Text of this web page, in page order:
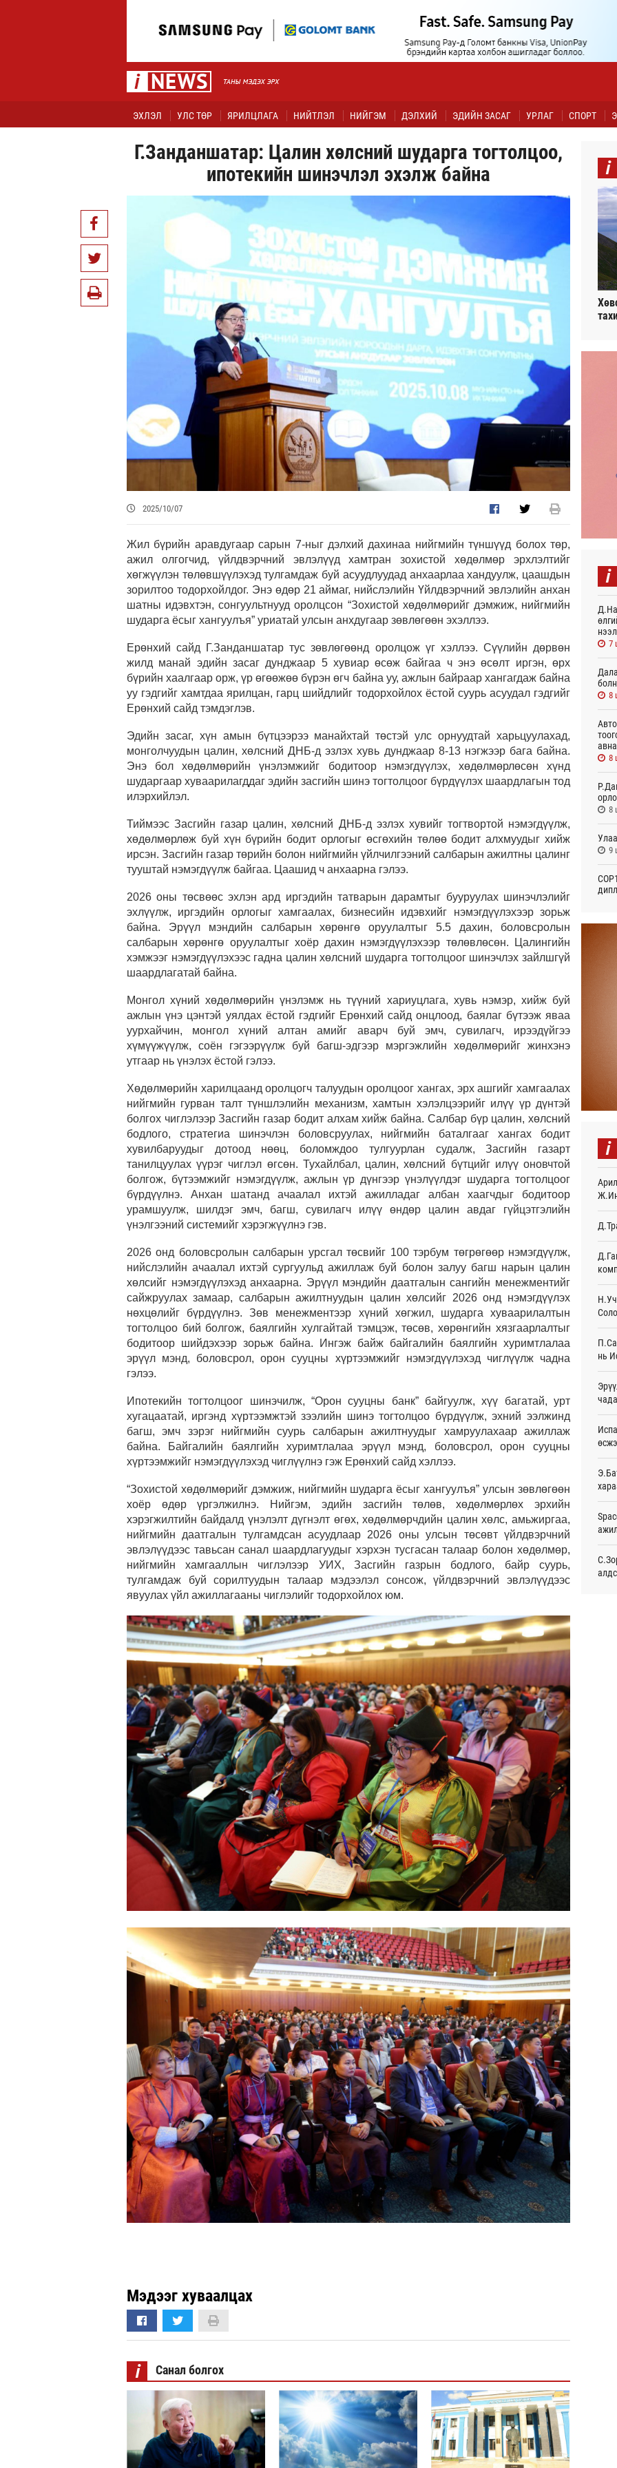
ЭХЛЭЛ УЛС ТӨР ЯРИЛЦЛАГА НИЙТЛЭЛ НИЙГЭМ ДЭЛХИЙ ЭДИЙН ЗАСАГ УРЛАГ СПОРТ
Г.Занданшатар: Цалин хөлсний шударга тогтолцоо,
ипотекийн шинэчлэл эхэлж байна
2025/10/07
Жил бүрийн аравдугаар сарын 7-ныг дэлхий дахинаа нийгмийн түншүүд болох төр,
ажил олгогчид, үйлдвэрчний эвлэлүүд хамтран зохистой хөдөлмөр эрхлэлтийг
хөгжүүлэн төлөвшүүлэхэд тулгамдаж буй асуудлуудад анхаарлаа хандуулж, цаашдын
зорилтоо тодорхойлдог. Энэ өдөр 21 аймаг, нийслэлийн Үйлдвэрчний эвлэлийн анхан
шатны идэвхтэн, сонгуультнууд оролцсон “Зохистой хөдөлмөрийг дэмжиж, нийгмийн
шударга ёсыг хангуулъя” уриатай улсын анхдугаар зөвлөгөөн эхэллээ.
Ерөнхий сайд Г.Занданшатар тус зөвлөгөөнд оролцож үг хэллээ. Сүүлийн дөрвөн
жилд манай эдийн засаг дунджаар 5 хувиар өсөж байгаа ч энэ өсөлт иргэн, өрх
бүрийн хаалгаар орж, үр өгөөжөө бүрэн өгч байна уу, ажлын байраар хангагдаж байна
уу гэдгийг хамтдаа ярилцан, гарц шийдлийг тодорхойлох ёстой суурь асуудал гэдгийг
Ерөнхий сайд тэмдэглэв.
Эдийн засаг, хүн амын бүтцээрээ манайхтай төстэй улс орнуудтай харьцуулахад,
монголчуудын цалин, хөлсний ДНБ-д эзлэх хувь дунджаар 8-13 нэгжээр бага байна.
Энэ бол хөдөлмөрийн үнэлэмжийг бодитоор нэмэгдүүлэх, хөдөлмөрлөсөн хүнд
шударгаар хуваарилагддаг эдийн засгийн шинэ тогтолцоог бүрдүүлэх шаардлагын тод
илэрхийлэл.
Тиймээс Засгийн газар цалин, хөлсний ДНБ-д эзлэх хувийг тогтвортой нэмэгдүүлж,
хөдөлмөрлөж буй хүн бүрийн бодит орлогыг өсгөхийн төлөө бодит алхмуудыг хийж
ирсэн. Засгийн газар төрийн болон нийгмийн үйлчилгээний салбарын ажилтны цалинг
тууштай нэмэгдүүлж байгаа. Цаашид ч анхаарна гэлээ.
2026 оны төсвөөс эхлэн ард иргэдийн татварын дарамтыг бууруулах шинэчлэлийг
эхлүүлж, иргэдийн орлогыг хамгаалах, бизнесийн идэвхийг нэмэгдүүлэхээр зорьж
байна. Эрүүл мэндийн салбарын хөрөнгө оруулалтыг 5.5 дахин, боловсролын
салбарын хөрөнгө оруулалтыг хоёр дахин нэмэгдүүлэхээр төлөвлөсөн. Цалингийн
хэмжээг нэмэгдүүлэхээс гадна цалин хөлсний шударга тогтолцоог шинэчлэх зайлшгүй
шаардлагатай байна.
Монгол хүний хөдөлмөрийн үнэлэмж нь түүний хариуцлага, хувь нэмэр, хийж буй
ажлын үнэ цэнтэй уялдах ёстой гэдгийг Ерөнхий сайд онцлоод, баялаг бүтээж яваа
уурхайчин, монгол хүний алтан амийг аварч буй эмч, сувилагч, ирээдүйгээ
хүмүүжүүлж, соён гэгээрүүлж буй багш-эдгээр мэргэжлийн хөдөлмөрийг жинхэнэ
утгаар нь үнэлэх ёстой гэлээ.
Хөдөлмөрийн харилцаанд оролцогч талуудын оролцоог хангах, эрх ашгийг хамгаалах
нийгмийн гурван талт түншлэлийн механизм, хамтын хэлэлцээрийг илүү үр дүнтэй
болгох чиглэлээр Засгийн газар бодит алхам хийж байна. Салбар бүр цалин, хөлсний
бодлого, стратегиа шинэчлэн боловсруулах, нийгмийн баталгааг хангах бодит
хувилбаруудыг дотоод нөөц, боломждоо тулгуурлан судалж, Засгийн газарт
танилцуулах үүрэг чиглэл өгсөн. Тухайлбал, цалин, хөлсний бүтцийг илүү оновчтой
болгож, бүтээмжийг нэмэгдүүлж, ажлын үр дүнгээр үнэлүүлдэг шударга тогтолцоог
бүрдүүлнэ. Анхан шатанд ачаалал ихтэй ажилладаг албан хаагчдыг бодитоор
урамшуулж, шилдэг эмч, багш, сувилагч илүү өндөр цалин авдаг гүйцэтгэлийн
үнэлгээний системийг хэрэгжүүлнэ гэв.
2026 онд боловсролын салбарын урсгал төсвийг 100 тэрбум төгрөгөөр нэмэгдүүлж,
нийслэлийн ачаалал ихтэй сургуульд ажиллаж буй болон залуу багш нарын цалин
хөлсийг нэмэгдүүлэхэд анхаарна. Эрүүл мэндийн даатгалын сангийн менежментийг
сайжруулах замаар, салбарын ажилтнуудын цалин хөлсийг 2026 онд нэмэгдүүлэх
нөхцөлийг бүрдүүлнэ. Зөв менежментээр хүний хөгжил, шударга хуваарилалтын
тогтолцоо бий болгож, баялгийн хулгайтай тэмцэж, төсөв, хөрөнгийн хязгаарлалтыг
бодитоор шийдэхээр зорьж байна. Ингэж байж байгалийн баялгийн хуримтлалаа
эрүүл мэнд, боловсрол, орон сууцны хүртээмжийг нэмэгдүүлэхэд чиглүүлж чадна
гэлээ.
Ипотекийн тогтолцоог шинэчилж, “Орон сууцны банк” байгуулж, хүү багатай, урт
хугацаатай, иргэнд хүртээмжтэй зээлийн шинэ тогтолцоо бүрдүүлж, эхний ээлжинд
багш, эмч зэрэг нийгмийн суурь салбарын ажилтнуудыг хамруулахаар ажиллаж
байна. Байгалийн баялгийн хуримтлалаа эрүүл мэнд, боловсрол, орон сууцны
хүртээмжийг нэмэгдүүлэхэд чиглүүлнэ гэж Ерөнхий сайд хэллээ.
“Зохистой хөдөлмөрийг дэмжиж, нийгмийн шударга ёсыг хангуулъя” улсын зөвлөгөөн
хоёр өдөр үргэлжилнэ. Нийгэм, эдийн засгийн төлөв, хөдөлмөрлөх эрхийн
хэрэгжилтийн байдалд үнэлэлт дүгнэлт өгөх, хөдөлмөрчдийн цалин хөлс, амьжиргаа,
нийгмийн даатгалын тулгамдсан асуудлаар 2026 оны улсын төсөвт үйлдвэрчний
эвлэлүүдээс тавьсан санал шаардлагуудыг хэрхэн тусгасан талаар болон хөдөлмөр,
нийгмийн хамгааллын чиглэлээр УИХ, Засгийн газрын бодлого, байр суурь,
тулгамдаж буй сорилтуудын талаар мэдээлэл сонсож, үйлдвэрчний эвлэлүүдээс
явуулах үйл ажиллагааны чиглэлийг тодорхойлох юм.
Мэдээг хуваалцах
i Санал болгох
i
i
7
8
авна
8
8
9
i
нь